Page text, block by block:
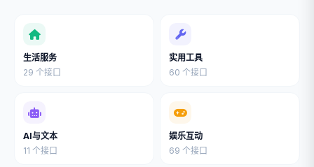
生活服务
29 个接口
实用工具
60 个接口
AI与文本
11 个接口
娱乐互动
69 个接口